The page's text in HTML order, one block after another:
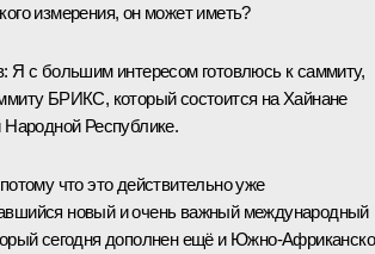
измерения, он может иметь?
Я с большим интересом готовлюсь к саммиту,
БРИКС, который состоится на Хайнане
Народной Республике.
что это действительно уже
новый и очень важный международный
сегодня дополнен ещё и Южно-